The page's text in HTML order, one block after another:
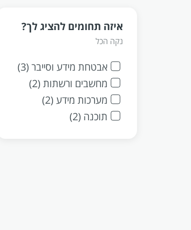
איזה תחומים להציג לך?
נקה הכל
אבטחת מידע וסייבר (3)
מחשבים ורשתות (2)
מערכות מידע (2)
תוכנה (2)